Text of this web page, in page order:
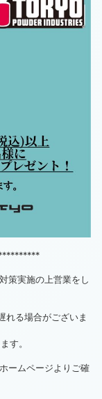
策実施の上営業をし
れる場合がございま
す。
ームページよりご確